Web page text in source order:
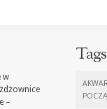
w
–
Tags